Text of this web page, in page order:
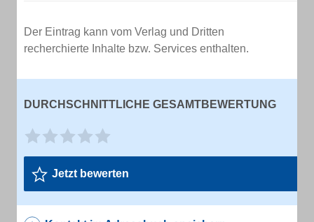
Der Eintrag kann vom Verlag und Dritten
recherchierte Inhalte bzw. Services enthalten.
DURCHSCHNITTLICHE GESAMTBEWERTUNG
Jetzt bewerten